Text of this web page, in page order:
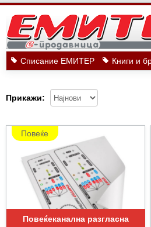
Списание ЕМИТЕР Книги и
Прикажи:
Повеќе
Повеќеканална разгласна